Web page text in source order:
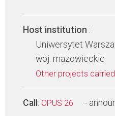
Host institution :
Uniwersytet
woj. mazowieckie
Other projects
Call : OPUS 26 -